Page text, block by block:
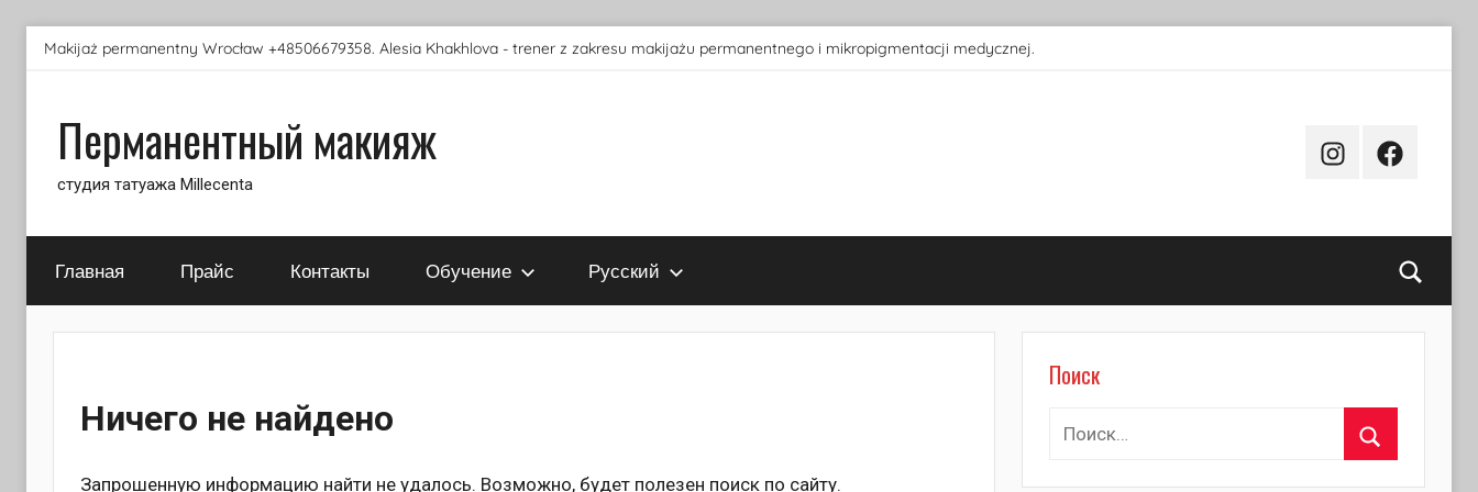
Перейти
Makijaż permanentny Wrocław +48506679358. Alesia Khakhlova - trener z zakresu makijażu permanentnego i mikropigmentacji medycznej.
Перманентный макияж
студия татуажа Millecenta
InstagramFacebook
Главная Прайс Контакты Обучение Русский
Ничего не найдено
Запрошенную информацию найти не удалось. Возможно, будет полезен поиск по сайту.
Поиск
Найти: